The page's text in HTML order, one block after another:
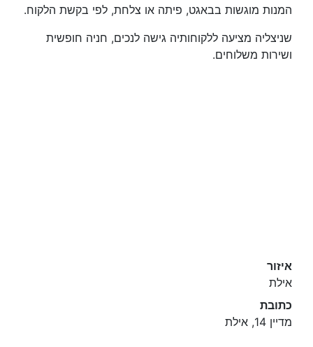
המנות מוגשות בבאגט, פיתה או צלחת, לפי בקשת הלקוח.
שניצליה מציעה ללקוחותיה גישה לנכים, חניה חופשית
ושירות משלוחים.
איזור
אילת
כתובת
מדיין 14, אילת